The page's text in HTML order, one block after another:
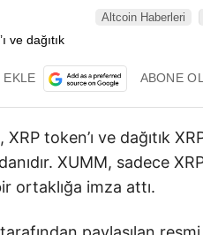
Altcoin Haberleri
EKLE ABONE OL
token’ı ve dağıtık
XUMM, sadece
ortaklığa imza attı.